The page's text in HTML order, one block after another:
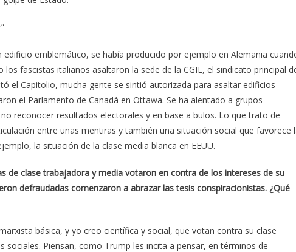
edificio emblemático, se había producido por ejemplo en Alemania
fascistas italianos asaltaron la sede de la CGIL, el sindicato principal
el Capitolio, mucha gente se sintió autorizada para asaltar edificios
el Parlamento de Canadá en Ottawa. Se ha alentado a grupos
reconocer resultados electorales y en base a bulos. Lo que trato de
entre unas mentiras y también una situación social que favorece
la situación de la clase media blanca en EEUU.
de clase trabajadora y media votaron en contra de los intereses de su
defraudadas comenzaron a abrazar las tesis conspiracionistas. ¿Qué
básica, y yo creo científica y social, que votan contra su clase
sociales. Piensan, como Trump les incita a pensar, en términos de